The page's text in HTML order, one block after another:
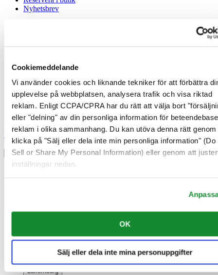
Cookiemeddelande
Vi använder cookies och liknande tekniker för att förbättra
upplevelse på webbplatsen, analysera trafik och visa riktad
reklam. Enligt CCPA/CPRA har du rätt att välja bort
eller "delning" av din personliga information för
reklam i olika sammanhang. Du kan utöva denna rätt genom
klicka på "Sälj eller dela inte min personliga information" (Do
Sell or Share My Personal Information) eller genom att
inställningar nedan.
OK
Sälj eller dela inte mina personuppgifter
Nyhetsbrev
Cookiemeddelande
Ångerrätt / Frånträde av avtal
Gå med i Certina Klubben
Registrera dig för att få exklusiv information
Bli medlem
Välj land/region
Språkväljare
English
简体中文
Luxemburg